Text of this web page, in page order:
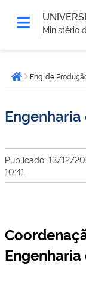
Ministério
está
aqui:Página inicial
Eng. de
Publicado: 13/12/
10:41